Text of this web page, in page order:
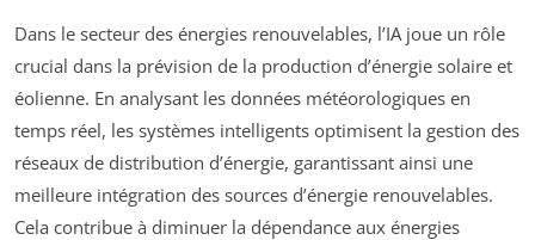
Dans le secteur des énergies renouvelables, l’IA joue un rôle
crucial dans la prévision de la production d’énergie solaire et
éolienne. En analysant les données météorologiques en
temps réel, les systèmes intelligents optimisent la gestion des
réseaux de distribution d’énergie, garantissant ainsi une
meilleure intégration des sources d’énergie renouvelables.
Cela contribue à diminuer la dépendance aux énergies